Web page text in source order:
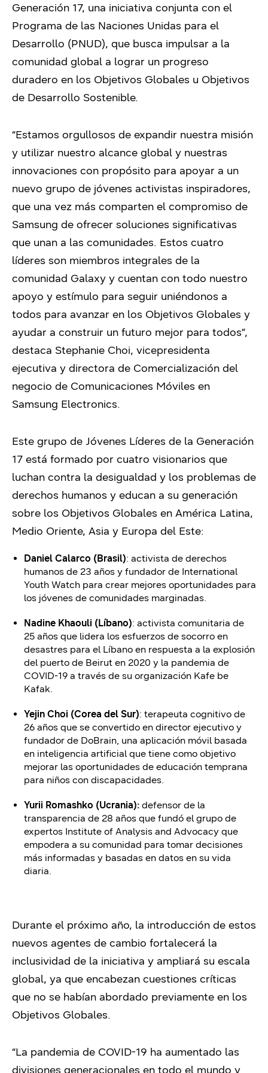
Generación 17, una iniciativa conjunta con el
Programa de las Naciones Unidas para el
Desarrollo (PNUD), que busca impulsar a la
comunidad global a lograr un progreso
duradero en los Objetivos Globales u Objetivos
de Desarrollo Sostenible.
“Estamos orgullosos de expandir nuestra misión
y utilizar nuestro alcance global y nuestras
innovaciones con propósito para apoyar a un
nuevo grupo de jóvenes activistas inspiradores,
que una vez más comparten el compromiso de
Samsung de ofrecer soluciones significativas
que unan a las comunidades. Estos cuatro
líderes son miembros integrales de la
comunidad Galaxy y cuentan con todo nuestro
apoyo y estímulo para seguir uniéndonos a
todos para avanzar en los Objetivos Globales y
ayudar a construir un futuro mejor para todos”,
destaca Stephanie Choi, vicepresidenta
ejecutiva y directora de Comercialización del
negocio de Comunicaciones Móviles en
Samsung Electronics.
Este grupo de Jóvenes Líderes de la Generación
17 está formado por cuatro visionarios que
luchan contra la desigualdad y los problemas de
derechos humanos y educan a su generación
sobre los Objetivos Globales en América Latina,
Medio Oriente, Asia y Europa del Este:
Daniel Calarco (Brasil): activista de derechos
humanos de 23 años y fundador de International
Youth Watch para crear mejores oportunidades para
los jóvenes de comunidades marginadas.
Nadine Khaouli (Líbano): activista comunitaria de
25 años que lidera los esfuerzos de socorro en
desastres para el Líbano en respuesta a la explosión
del puerto de Beirut en 2020 y la pandemia de
COVID-19 a través de su organización Kafe be
Kafak.
Yejin Choi (Corea del Sur): terapeuta cognitivo de
26 años que se convertido en director ejecutivo y
fundador de DoBrain, una aplicación móvil basada
en inteligencia artificial que tiene como objetivo
mejorar las oportunidades de educación temprana
para niños con discapacidades.
Yurii Romashko (Ucrania): defensor de la
transparencia de 28 años que fundó el grupo de
expertos Institute of Analysis and Advocacy que
empodera a su comunidad para tomar decisiones
más informadas y basadas en datos en su vida
diaria.
Durante el próximo año, la introducción de estos
nuevos agentes de cambio fortalecerá la
inclusividad de la iniciativa y ampliará su escala
global, ya que encabezan cuestiones críticas
que no se habían abordado previamente en los
Objetivos Globales.
“La pandemia de COVID-19 ha aumentado las
divisiones generacionales en todo el mundo y